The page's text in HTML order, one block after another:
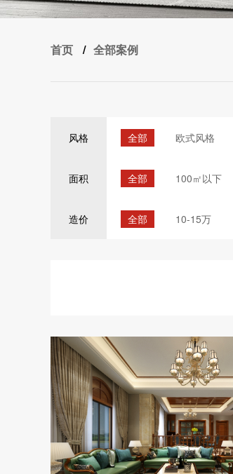
首页 / 全部案例
风格 全部 欧式风格
面积 全部 100㎡以下
造价 全部 10-15万